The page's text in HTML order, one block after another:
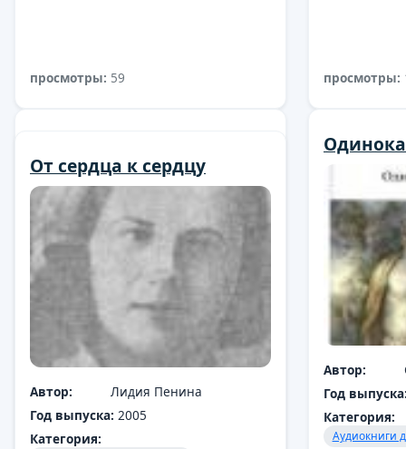
просмотры: 59
Автор:
Бауыржан Момышұлы
Год выпуска:
Категория:
Аудиокниги для лиц с ООП
просмотры:
Автор:
Год
Категория:
Аудиокниги
От сердца к сердцу
Автор:
Лидия Пенина
Год выпуска: 2005
Категория: